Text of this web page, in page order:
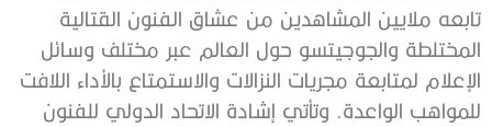
تابعه ملايين المشاهدين من عشاق الفنون القتالية
المختلطة والجوجيتسو حول العالم عبر مختلف وسائل
الإعلام لمتابعة مجريات النزالات والاستمتاع بالأداء اللافت
للمواهب الواعدة. وتأتي إشادة الاتحاد الدولي للفنون